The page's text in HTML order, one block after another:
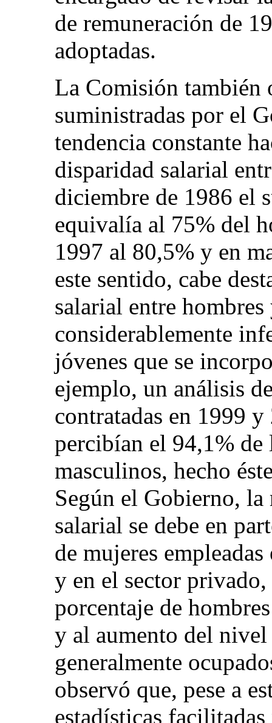
de remuneración de
adoptadas.
La Comisión también
suministradas por el
tendencia constante
disparidad salarial
diciembre de 1986 el
equivalía al 75% del
1997 al 80,5% y en
este sentido, cabe
salarial entre hombres
considerablemente
jóvenes que se
ejemplo, un análisis
contratadas en 1999
percibían el 94,1% de
masculinos, hecho
Según el Gobierno,
salarial se debe en
de mujeres
y en el sector
porcentaje de
y al aumento del nivel
generalmente
observó que, pese a
estadísticas